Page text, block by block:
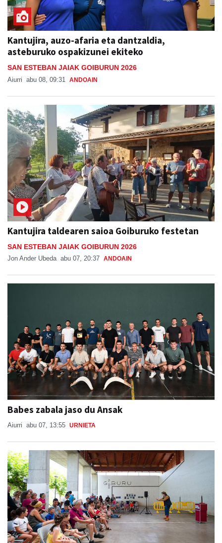
Kantujira, auzo-afaria eta dantzaldia,
asteburuko ospakizunei ekiteko
SAN ESTEBAN JAIAK GOIBURUN 2026
Aiurri abu 08, 09:31 ANDOAIN
Kantujira taldearen saioa Goiburuko festetan
SAN ESTEBAN JAIAK GOIBURUN 2026
Jon Ander Ubeda abu 07, 20:37 ANDOAIN
Babes zabala jaso du Ansak
Aiurri abu 07, 13:55 URNIETA